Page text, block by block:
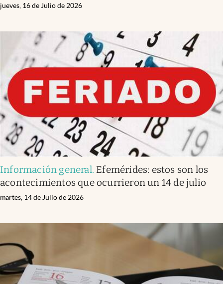
jueves, 16 de Julio de 2026
Información general. Efemérides: estos son los
acontecimientos que ocurrieron un 14 de julio
martes, 14 de Julio de 2026